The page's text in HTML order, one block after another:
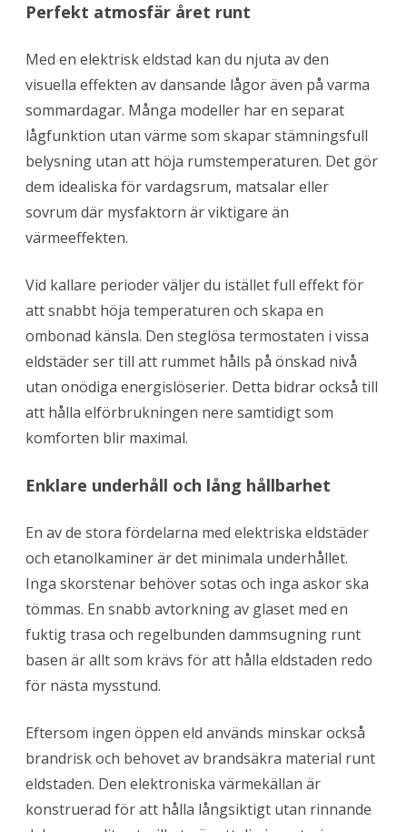
Perfekt atmosfär året runt
Med en elektrisk eldstad kan du njuta av den
visuella effekten av dansande lågor även på varma
sommardagar. Många modeller har en separat
lågfunktion utan värme som skapar stämningsfull
belysning utan att höja rumstemperaturen. Det gör
dem idealiska för vardagsrum, matsalar eller
sovrum där mysfaktorn är viktigare än
värmeeffekten.
Vid kallare perioder väljer du istället full effekt för
att snabbt höja temperaturen och skapa en
ombonad känsla. Den steglösa termostaten i vissa
eldstäder ser till att rummet hålls på önskad nivå
utan onödiga energislöserier. Detta bidrar också till
att hålla elförbrukningen nere samtidigt som
komforten blir maximal.
Enklare underhåll och lång hållbarhet
En av de stora fördelarna med elektriska eldstäder
och etanolkaminer är det minimala underhållet.
Inga skorstenar behöver sotas och inga askor ska
tömmas. En snabb avtorkning av glaset med en
fuktig trasa och regelbunden dammsugning runt
basen är allt som krävs för att hålla eldstaden redo
för nästa mysstund.
Eftersom ingen öppen eld används minskar också
brandrisk och behovet av brandsäkra material runt
eldstaden. Den elektroniska värmekällan är
konstruerad för att hålla långsiktigt utan rinnande